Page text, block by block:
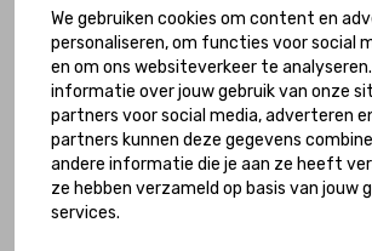
We gebruiken cookies om content en
personaliseren, om functies voor social
en om ons websiteverkeer te analyseren.
informatie over jouw gebruik van onze
partners voor social media, adverteren
partners kunnen deze gegevens
andere informatie die je aan ze heeft
ze hebben verzameld op basis van jouw
services.
Draag bij aan projecten die ervoor
kinderen met en zonder handicap
kunnen leren op school, spelen in